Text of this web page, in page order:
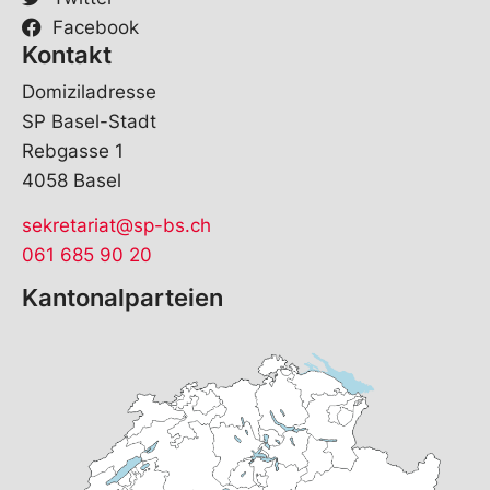
Facebook
Kontakt
Domiziladresse
SP Basel-Stadt
Rebgasse 1
4058 Basel
sekretariat@sp-bs.ch
061 685 90 20
Kantonalparteien